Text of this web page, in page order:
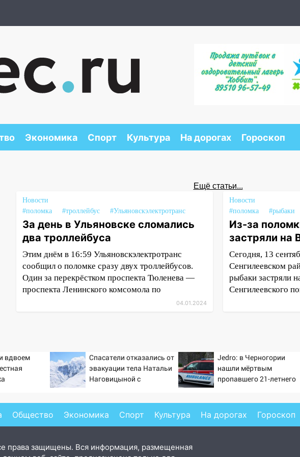
Экономика Спорт Культура На дорогах Гороскоп
Ещё статьи...
Новости
#поломка
#троллейбус #Ульяновскэлектротранс
За день в Ульяновске сломались
два троллейбуса
Этим днём в 16:59 Ульяновскэлектротранс
сообщил о поломке сразу двух троллейбусов.
Один за перекрёстком проспекта Тюленева —
проспекта Ленинского комсомола по
04.01.2024
Новости
#поломка
#рыбаки
Из-за
застряли на
Сегодня, 13
Сенгилеевском
рыбаки застряли
Сенгилеевского
вдвоем
Спасатели отказались от
эвакуации тела Натальи
Наговицыной с
Jedro: в Черногории
нашли мёртвым
пропавшего 21-летнего
Общество Экономика Спорт Культура На дорогах Гороскоп
права защищены. Вся информация, размещенная